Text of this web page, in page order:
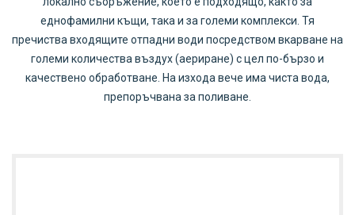
еднофамилни къщи, така и за големи комплекси. Тя
пречиства входящите отпадни води посредством вкарване на
големи количества въздух (аериране) с цел по-бързо и
качествено обработване. На изхода вече има чиста вода,
препоръчвана за поливане.